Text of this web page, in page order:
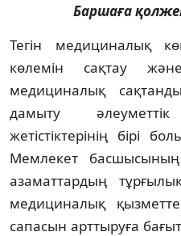
Баршаға
Тегін медициналық
көлемін сақтау
медициналық
дамыту
жетістіктерінің бірі
Мемлекет
азаматтардың
медициналық
сапасын арттыруға